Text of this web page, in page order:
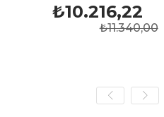
₺10.216,22
₺11.340,00